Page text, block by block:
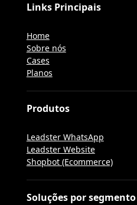
Links Principais
Home
Sobre nós
Cases
Planos
Produtos
Leadster WhatsApp
Leadster Website
Shopbot (Ecommerce)
Soluções por segmento